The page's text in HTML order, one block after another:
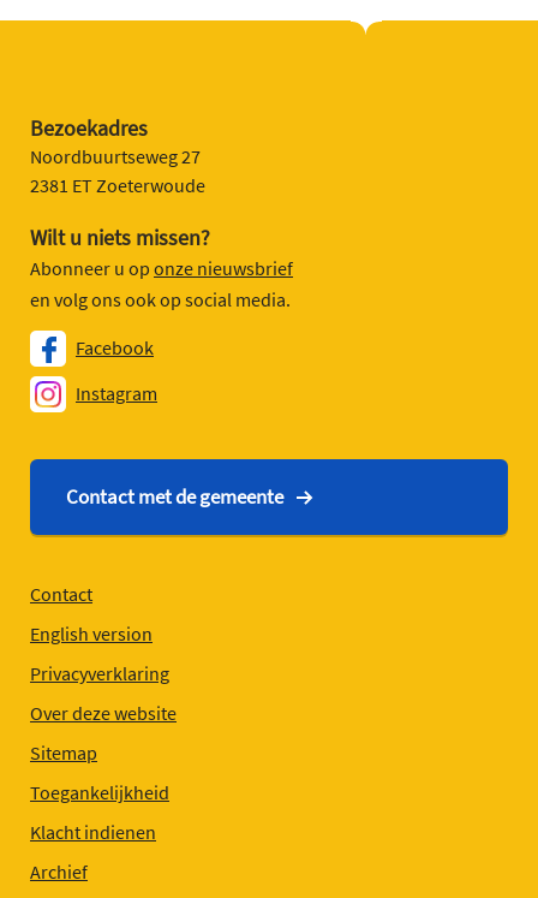
Bezoekadres
Noordbuurtseweg 27
2381 ET Zoeterwoude
Wilt u niets missen?
Abonneer u op onze nieuwsbrief
en volg ons ook op social media.
Facebook
Instagram
Contact met de gemeente
Contact
English version
Privacyverklaring
Over deze website
Sitemap
Toegankelijkheid
Klacht indienen
Archief